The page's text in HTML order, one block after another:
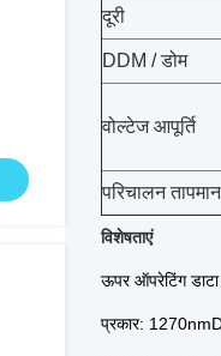
दूरी
DDM / डोम
वोल्टेज आपूर्ति
परिचालन तापमान
विशेषताएं
ऊपर ऑपरेटिंग
प्रकार: